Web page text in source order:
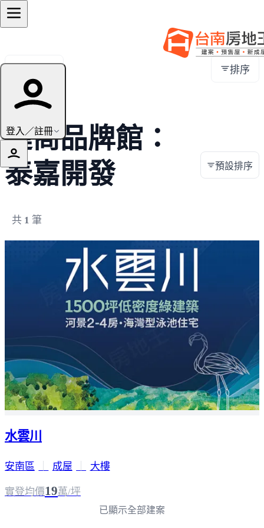
登入／註冊
排序
建商品牌館：
泰嘉開發
共 1 筆
預設排序
水雲川
安南區 成屋 大樓
實登均價19萬/坪
已顯示全部建案